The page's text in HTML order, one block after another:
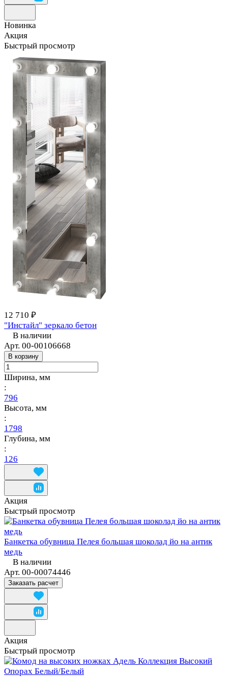
Новинка
Акция
Быстрый просмотр
12 710 ₽
"Инстайл" зеркало бетон
В наличии
Арт. 00-00106668
В корзину
Ширина, мм
:
796
Высота, мм
:
1798
Глубина, мм
:
126
Акция
Быстрый просмотр
Банкетка обувница Пелея большая шоколад йо на антик
медь
В наличии
Арт. 00-00074446
Заказать расчет
Акция
Быстрый просмотр